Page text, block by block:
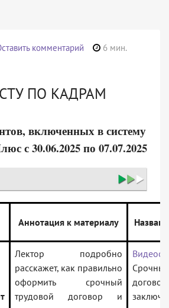
комментарий
6 мин.
ПО КАДРАМ
включенных в систему
с 30.06.2025 по 07.07.2025
Аннотация к материалу
Лектор подробно
расскажет, как правильно
оформить срочный
трудовой договор и